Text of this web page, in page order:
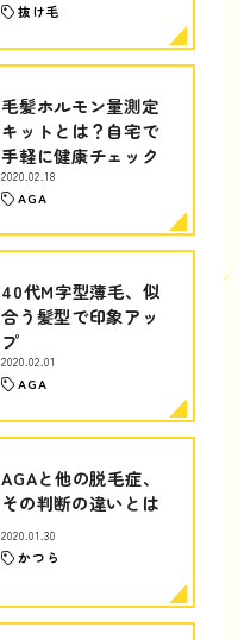
抜け毛
毛髪ホルモン量測定
キットとは？自宅で
手軽に健康チェック
2020.02.18
AGA
40代M字型薄毛、似
合う髪型で印象アッ
プ
2020.02.01
AGA
AGAと他の脱毛症、
その判断の違いとは
2020.01.30
かつら